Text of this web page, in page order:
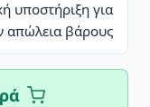
υποστήριξη για
απώλεια βάρους